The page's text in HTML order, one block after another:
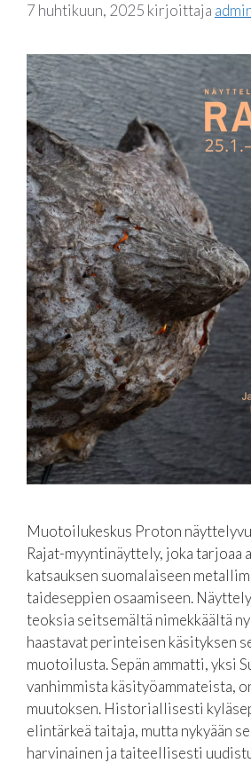
7 huhtikuun, 2025 kirjoittaja
Muotoilukeskus Proton
Rajat-myyntinäyttely, joka tarjoaa
katsauksen suomalaiseen
taideseppien osaamiseen.
teoksia seitsemältä nimekkäältä
haastavat perinteisen käsityksen
muotoilusta. Sepän ammatti, yksi
vanhimmista käsityöammateista,
muutoksen. Historiallisesti
elintärkeä taitaja, mutta nykyään
harvinainen ja taiteellisesti